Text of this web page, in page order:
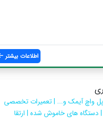
اطلاعات بیشتر
واچ آیمک و... | تعمیرات تخصصی
های خاموش شده | ارتقا